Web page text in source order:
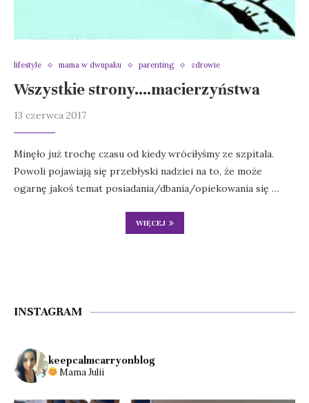
lifestyle mama w dwupaku parenting zdrowie
Wszystkie strony….macierzyństwa
13 czerwca 2017
Minęło już trochę czasu od kiedy wróciłyśmy ze szpitala.
Powoli pojawiają się przebłyski nadziei na to, że może
ogarnę jakoś temat posiadania/dbania/opiekowania się …
WIĘCEJ
INSTAGRAM
keepcalmcarryonblog
Mama Julii